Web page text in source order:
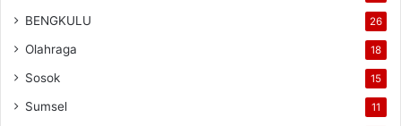
BENGKULU 26
Olahraga 18
Sosok 15
Sumsel 11